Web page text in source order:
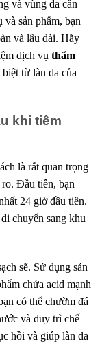
và vùng da cần
sản phẩm, bạn
và lâu dài. Hãy
dịch vụ thẩm
từ làn da của
khi tiêm
là rất quan trọng
Đầu tiên, bạn
24 giờ đầu tiên.
di chuyển sang khu
sẽ. Sử dụng sản
chứa acid mạnh
có thể chườm đá
và duy trì chế
hồi và giúp làn da